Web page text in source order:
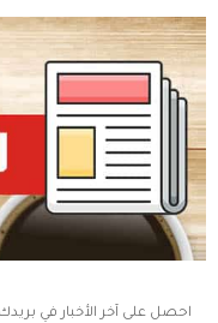
احصل على آخر الأخبار في